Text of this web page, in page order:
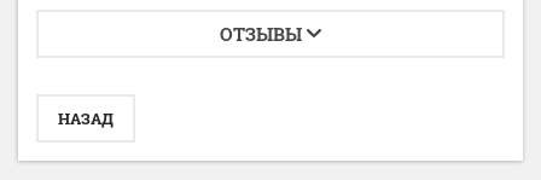
ОТЗЫВЫ
НАЗАД